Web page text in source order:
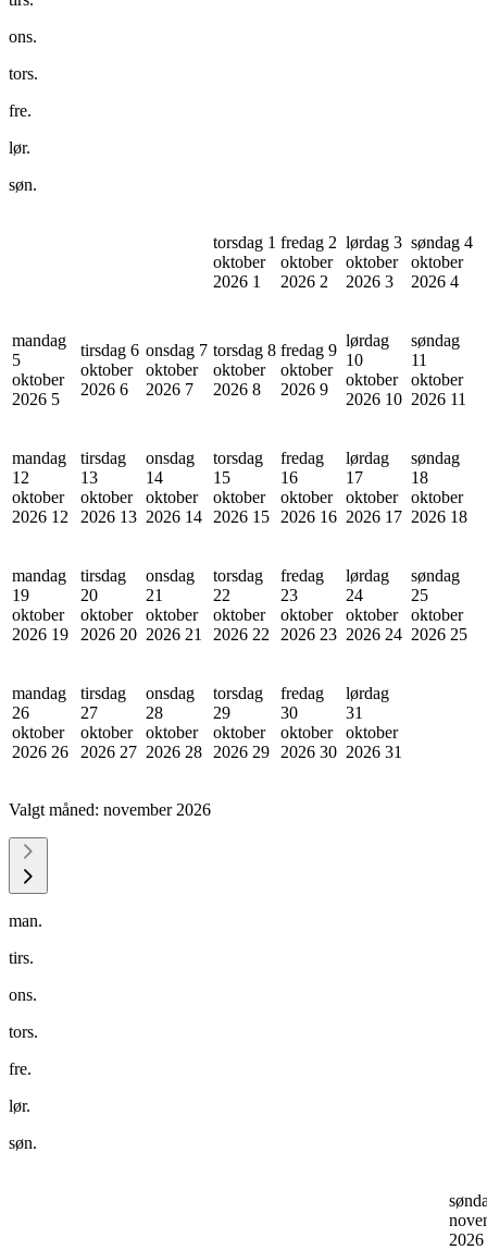
ons.
tors.
fre.
lør.
søn.
torsdag 1
oktober
2026 1
fredag 2
oktober
2026 2
lørdag 3
oktober
2026 3
søndag 4
oktober
2026 4
mandag
5
oktober
2026 5
tirsdag 6
oktober
2026 6
onsdag 7
oktober
2026 7
torsdag 8
oktober
2026 8
fredag 9
oktober
2026 9
lørdag
10
oktober
2026 10
søndag
11
oktober
2026 11
mandag
12
oktober
2026 12
tirsdag
13
oktober
2026 13
onsdag
14
oktober
2026 14
torsdag
15
oktober
2026 15
fredag
16
oktober
2026 16
lørdag
17
oktober
2026 17
søndag
18
oktober
2026 18
mandag
19
oktober
2026 19
tirsdag
20
oktober
2026 20
onsdag
21
oktober
2026 21
torsdag
22
oktober
2026 22
fredag
23
oktober
2026 23
lørdag
24
oktober
2026 24
søndag
25
oktober
2026 25
mandag
26
oktober
2026 26
tirsdag
27
oktober
2026 27
onsdag
28
oktober
2026 28
torsdag
29
oktober
2026 29
fredag
30
oktober
2026 30
lørdag
31
oktober
2026 31
Valgt måned: november 2026
man.
tirs.
ons.
tors.
fre.
lør.
søn.
2026